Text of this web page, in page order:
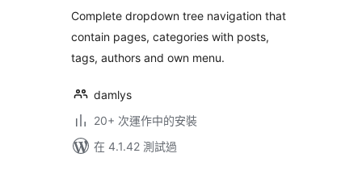
Complete dropdown tree navigation that
contain pages, categories with posts,
tags, authors and own menu.
damlys
20+ 次運作中的安裝
在 4.1.42 測試過